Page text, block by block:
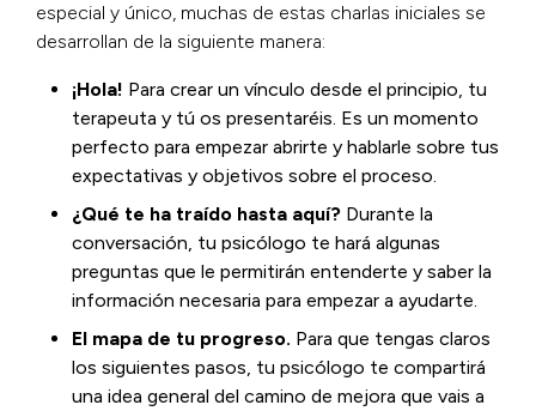
especial y único, muchas de estas charlas iniciales se
desarrollan de la siguiente manera:
¡Hola! Para crear un vínculo desde el principio, tu
terapeuta y tú os presentaréis. Es un momento
perfecto para empezar abrirte y hablarle sobre tus
expectativas y objetivos sobre el proceso.
¿Qué te ha traído hasta aquí? Durante la
conversación, tu psicólogo te hará algunas
preguntas que le permitirán entenderte y saber la
información necesaria para empezar a ayudarte.
El mapa de tu progreso. Para que tengas claros
los siguientes pasos, tu psicólogo te compartirá
una idea general del camino de mejora que vais a